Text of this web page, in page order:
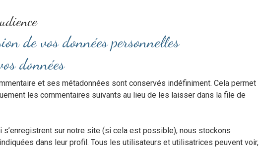
de vos données personnelles
données
et ses métadonnées sont conservés indéfiniment. Cela permet
les commentaires suivants au lieu de les laisser dans la file de
sur notre site (si cela est possible), nous stockons
dans leur profil. Tous les utilisateurs et utilisatrices peuvent voir,